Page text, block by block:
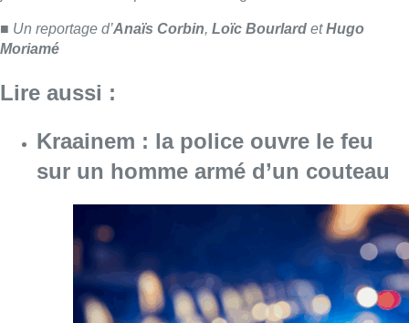
Consulter l'article "Kraainem : la
Découvrez la carte des marchés de